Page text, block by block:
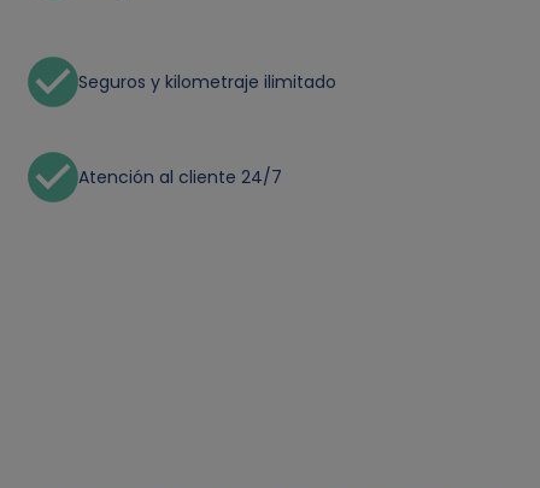
Seguros y kilometraje ilimitado
Atención al cliente 24/7